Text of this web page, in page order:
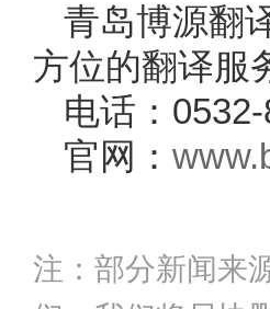
青岛博源翻
方位的翻译服
电话：
官网：
注：部分新闻来